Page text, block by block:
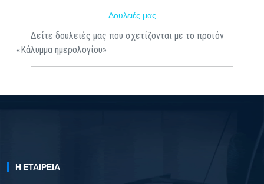
Δουλειές μας
Δείτε δουλειές μας που σχετίζονται με το προϊόν
«Κάλυμμα ημερολογίου»
Η ΕΤΑΙΡΕΊΑ